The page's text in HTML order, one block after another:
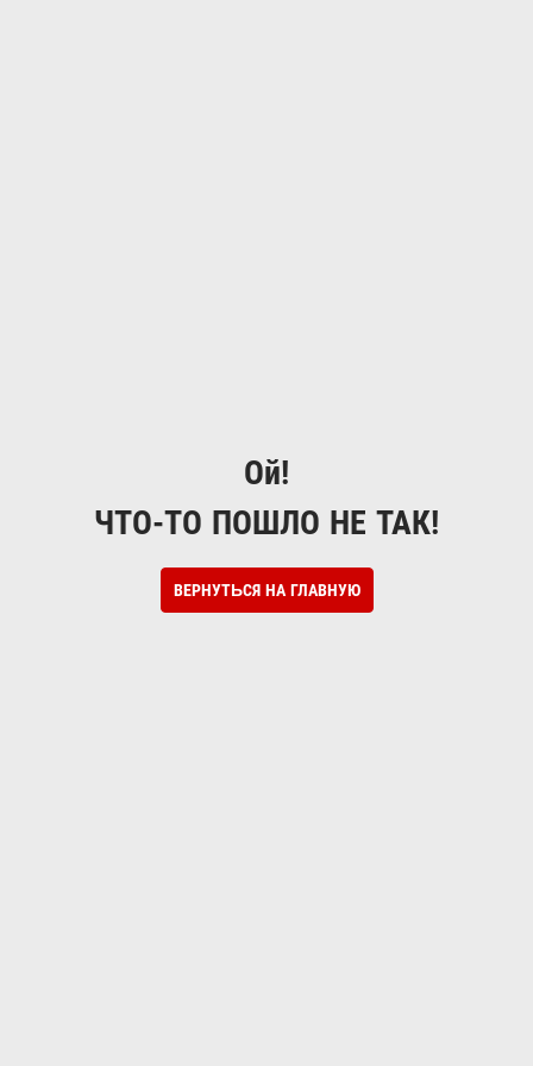
Ой!
ЧТО-ТО ПОШЛО НЕ ТАК!
ВЕРНУТЬСЯ НА ГЛАВНУЮ